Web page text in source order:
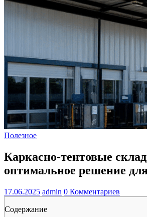
Полезное
Каркасно-тентовые
оптимальное решение
17.06.2025 admin 0 Комментариев
Содержание